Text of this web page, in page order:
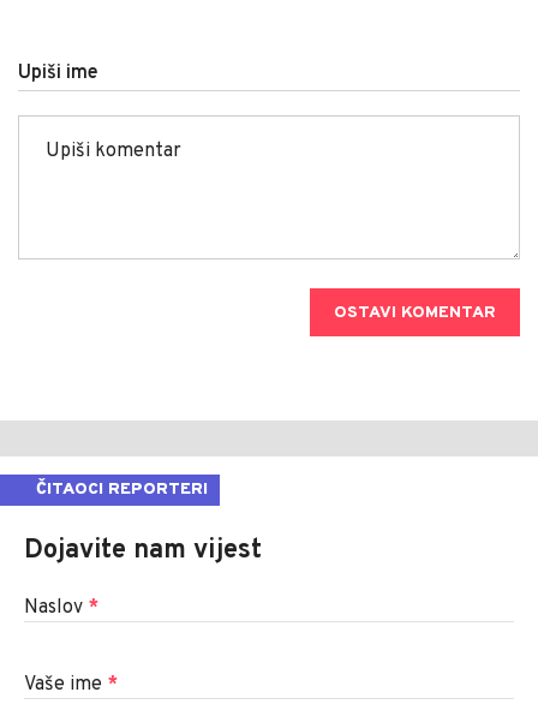
Upiši ime
OSTAVI KOMENTAR
ČITAOCI REPORTERI
Dojavite nam vijest
Naslov *
Vaše ime *